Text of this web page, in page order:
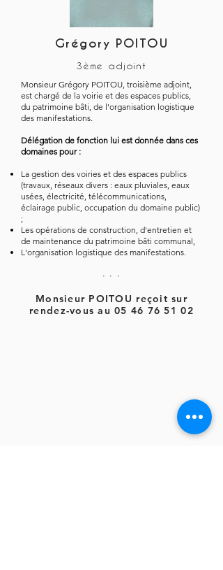
Grégory POITOU
3ème adjoint
Monsieur Grégory POITOU, troisième adjoint,
est chargé de la voirie et des espaces publics,
du patrimoine bâti, de l'organisation logistique
des manifestations.
Délégation de fonction lui est donnée dans ces
domaines pour :
La gestion des voiries et des espaces publics
(travaux, réseaux divers : eaux pluviales, eaux
usées, électricité, télécommunications,
éclairage public, occupation du domaine public)
;
Les opérations de construction, d'entretien et
de maintenance du patrimoine bâti communal,
L'organisation logistique des manifestations.
· · ·
Monsieur POITOU reçoit sur
rendez-vous au05 46 76 51 02